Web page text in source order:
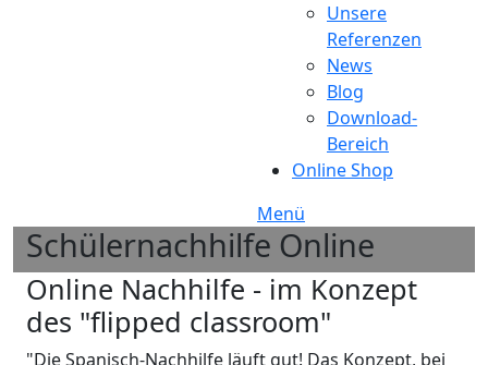
Unsere
Referenzen
News
Blog
Download-
Bereich
Online Shop
Menü
Bild
Schülernachhilfe Online
H2 Subtitle
Online Nachhilfe - im Konzept
des "flipped classroom"
"Die Spanisch-Nachhilfe läuft gut! Das Konzept, bei